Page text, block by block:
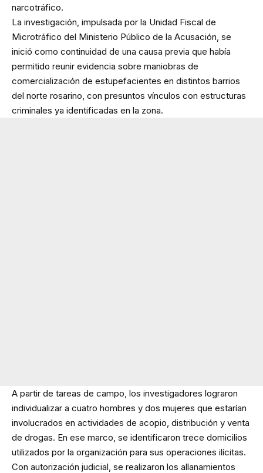
narcotráfico.
La investigación, impulsada por la Unidad Fiscal de
Microtráfico del Ministerio Público de la Acusación, se
inició como continuidad de una causa previa que había
permitido reunir evidencia sobre maniobras de
comercialización de estupefacientes en distintos barrios
del norte rosarino, con presuntos vínculos con estructuras
criminales ya identificadas en la zona.
A partir de tareas de campo, los investigadores lograron
individualizar a cuatro hombres y dos mujeres que estarían
involucrados en actividades de acopio, distribución y venta
de drogas. En ese marco, se identificaron trece domicilios
utilizados por la organización para sus operaciones ilícitas.
Con autorización judicial, se realizaron los allanamientos